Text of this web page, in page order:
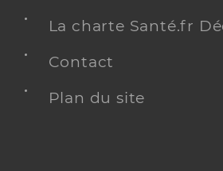
La charte Santé.fr
Contact
Plan du site